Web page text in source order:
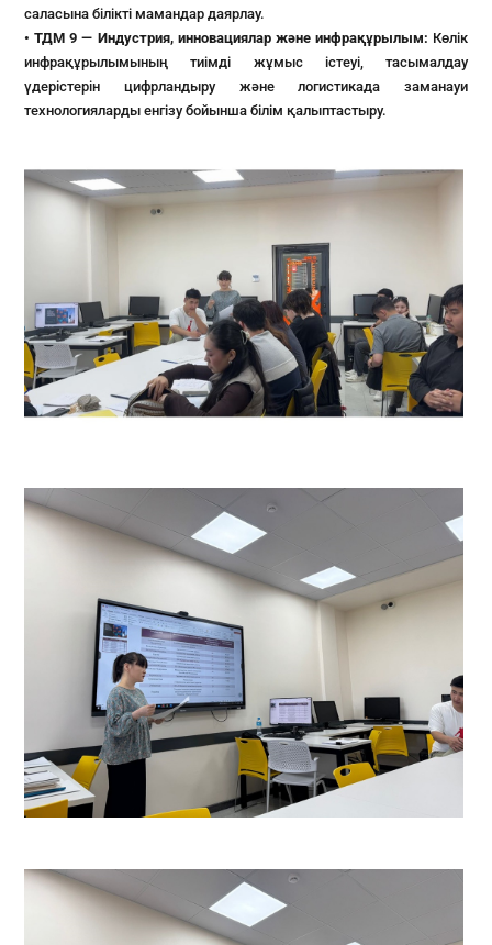
саласына білікті мамандар даярлау.
• ТДМ 9 — Индустрия, инновациялар және инфрақұрылым: Көлік
инфрақұрылымының тиімді жұмыс істеуі, тасымалдау
үдерістерін цифрландыру және логистикада заманауи
технологияларды енгізу бойынша білім қалыптастыру.